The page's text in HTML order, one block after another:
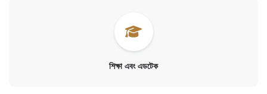
শিক্ষা এবং এডটেক